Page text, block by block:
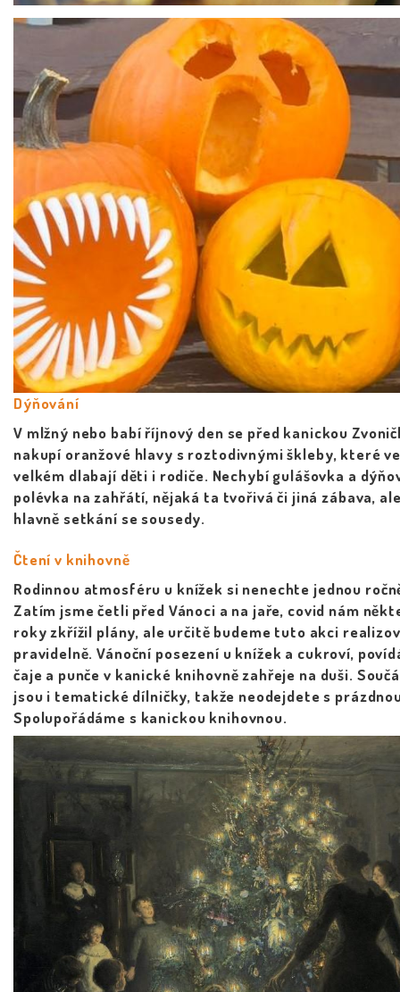
Dýňování
V mlžný nebo babí říjnový den se před kanickou
nakupí oranžové hlavy s roztodivnými škleby, které
velkém dlabají děti i rodiče. Nechybí gulášovka a
polévka na zahřátí, nějaká ta tvořivá či jiná zábava,
hlavně setkání se sousedy.
Čtení v knihovně
Rodinnou atmosféru u knížek si nenechte jednou
Zatím jsme četli před Vánoci a na jaře, covid nám
roky zkřížil plány, ale určitě budeme tuto akci
pravidelně. Vánoční posezení u knížek a cukroví,
čaje a punče v kanické knihovně zahřeje na duši.
jsou i tematické dílničky, takže neodejdete s
Spolupořádáme s kanickou knihovnou.